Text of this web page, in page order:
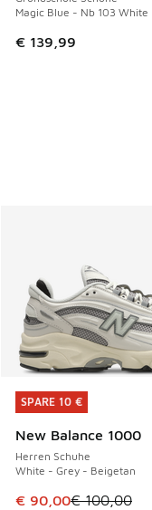
Magic Blue - Nb 103 White
€ 139,99
SPARE 10 €
New Balance 1000
Herren Schuhe
White - Grey - Beigetan
Dieser Artikel ist im
€ 90,00€ 100,00
SPARE 10 €